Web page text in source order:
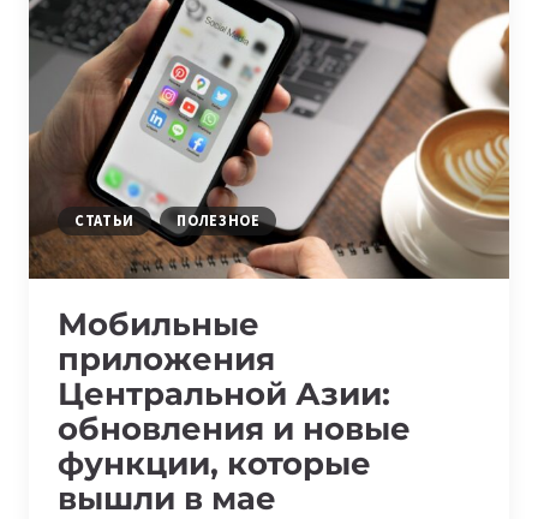
ФУНКЦИИ,
КОТОРЫЕ
ИЗМЕНЯТ
ВАШ
IPHONE
СТАТЬИ ПОЛЕЗНОЕ
Мобильные
приложения
Центральной Азии:
обновления и новые
функции, которые
вышли в мае